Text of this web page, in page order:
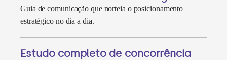
Guia de comunicação que norteia o posicionamento
estratégico no dia a dia.
Estudo completo de concorrência